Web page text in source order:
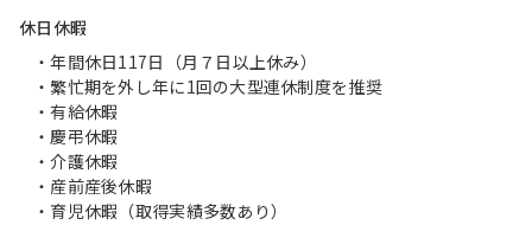
休日休暇
・年間休日117日（月７日以上休み）
・繁忙期を外し年に1回の大型連休制度を推奨
・有給休暇
・慶弔休暇
・介護休暇
・産前産後休暇
・育児休暇（取得実績多数あり）